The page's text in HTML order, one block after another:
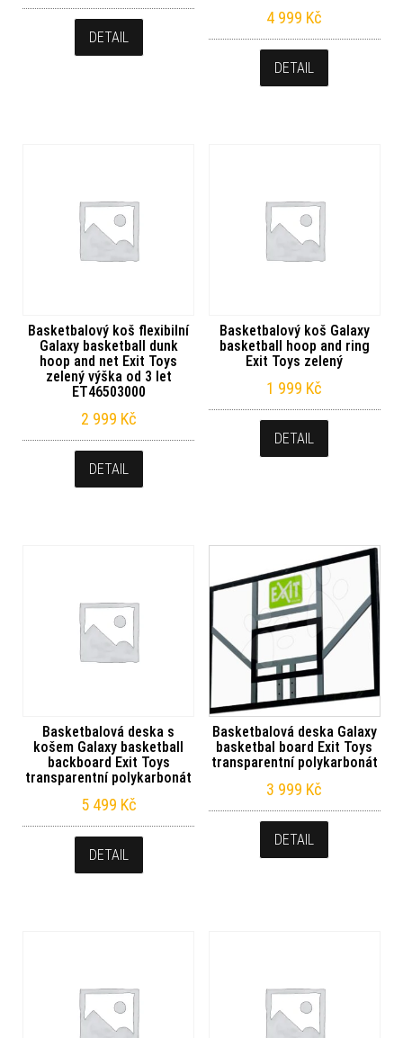
DETAIL
4 999 Kč
DETAIL
Basketbalový koš flexibilní
Galaxy basketball dunk
hoop and net Exit Toys
zelený výška od 3 let
ET46503000
2 999 Kč
DETAIL
Basketbalový koš Galaxy
basketball hoop and ring
Exit Toys zelený
1 999 Kč
DETAIL
Basketbalová deska s
košem Galaxy basketball
backboard Exit Toys
transparentní polykarbonát
5 499 Kč
DETAIL
Basketbalová deska Galaxy
basketbal board Exit Toys
transparentní polykarbonát
3 999 Kč
DETAIL